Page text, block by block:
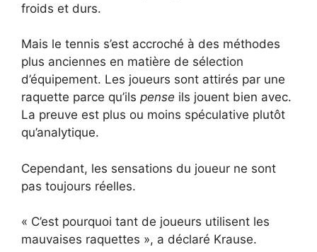
froids et durs.
Mais le tennis s’est accroché à des méthodes
plus anciennes en matière de sélection
d’équipement. Les joueurs sont attirés par une
raquette parce qu’ils pense ils jouent bien avec.
La preuve est plus ou moins spéculative plutôt
qu’analytique.
Cependant, les sensations du joueur ne sont
pas toujours réelles.
« C’est pourquoi tant de joueurs utilisent les
mauvaises raquettes », a déclaré Krause.